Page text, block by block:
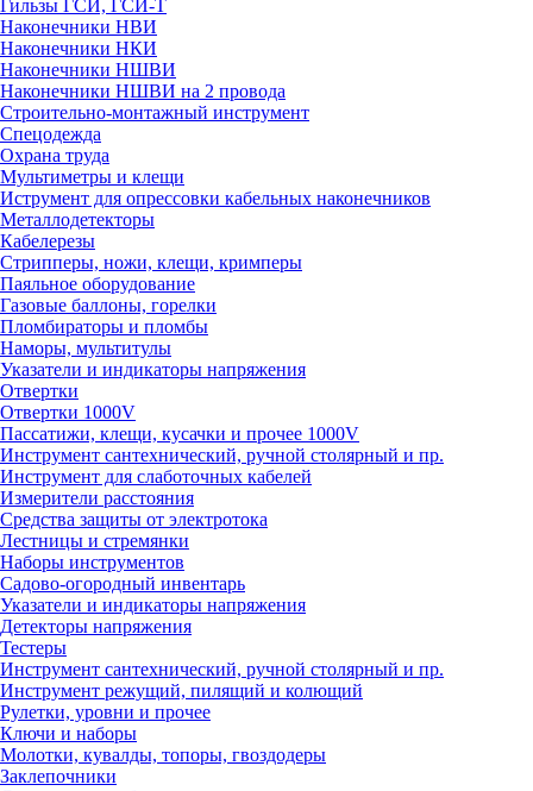
Гильзы ГСИ, ГСИ-Т
Наконечники НВИ
Наконечники НКИ
Наконечники НШВИ
Наконечники НШВИ на 2 провода
Строительно-монтажный инструмент
Спецодежда
Охрана труда
Мультиметры и клещи
Иструмент для опрессовки кабельных наконечников
Металлодетекторы
Кабелерезы
Стрипперы, ножи, клещи, кримперы
Паяльное оборудование
Газовые баллоны, горелки
Пломбираторы и пломбы
Наморы, мультитулы
Указатели и индикаторы напряжения
Отвертки
Отвертки 1000V
Пассатижи, клещи, кусачки и прочее 1000V
Инструмент сантехнический, ручной столярный и пр.
Инструмент для слаботочных кабелей
Измерители расстояния
Средства защиты от электротока
Лестницы и стремянки
Наборы инструментов
Садово-огородный инвентарь
Указатели и индикаторы напряжения
Детекторы напряжения
Тестеры
Инструмент сантехнический, ручной столярный и пр.
Инструмент режущий, пилящий и колющий
Рулетки, уровни и прочее
Ключи и наборы
Молотки, кувалды, топоры, гвоздодеры
Заклепочники